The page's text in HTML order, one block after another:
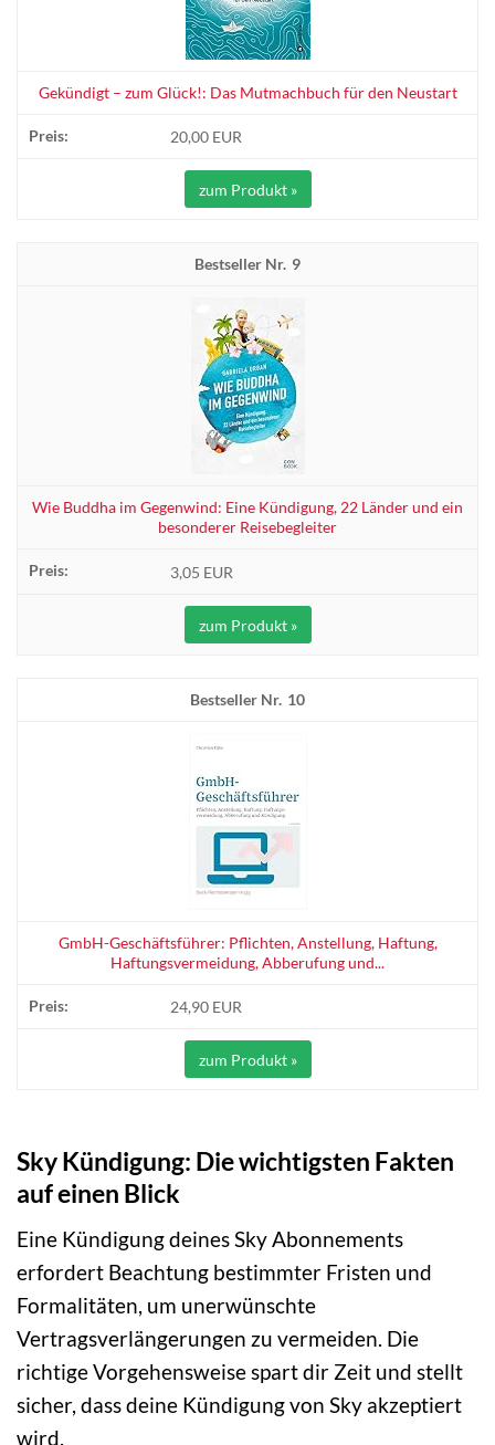
Gekündigt – zum Glück!: Das Mutmachbuch für den Neustart
20,00 EUR
zum Produkt »
9
Wie Buddha im Gegenwind: Eine Kündigung, 22 Länder und ein
besonderer Reisebegleiter
3,05 EUR
zum Produkt »
10
GmbH-Geschäftsführer: Pflichten, Anstellung, Haftung,
Haftungsvermeidung, Abberufung und...
24,90 EUR
zum Produkt »
Sky Kündigung: Die wichtigsten Fakten
auf einen Blick
Eine Kündigung deines Sky Abonnements
erfordert Beachtung bestimmter Fristen und
Formalitäten, um unerwünschte
Vertragsverlängerungen zu vermeiden. Die
richtige Vorgehensweise spart dir Zeit und stellt
sicher, dass deine Kündigung von Sky akzeptiert
wird.